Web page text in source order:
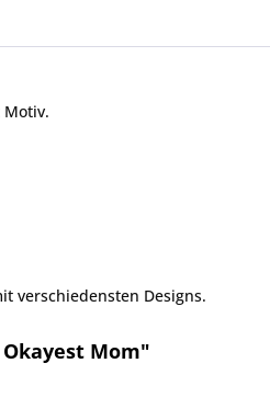
verschiedensten Designs.
Mom"